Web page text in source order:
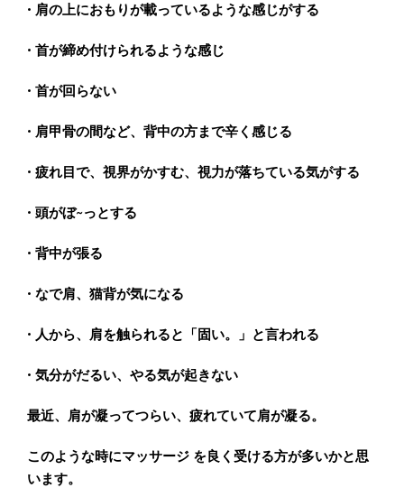
• 肩の上におもりが載っているような感じがする
• 首が締め付けられるような感じ
• 首が回らない
• 肩甲骨の間など、背中の方まで辛く感じる
• 疲れ目で、視界がかすむ、視力が落ちている気がする
• 頭がぼ~っとする
• 背中が張る
• なで肩、猫背が気になる
• 人から、肩を触られると「固い。」と言われる
• 気分がだるい、やる気が起きない
最近、肩が凝ってつらい、疲れていて肩が凝る。
このような時にマッサージ を良く受ける方が多いかと思
います。